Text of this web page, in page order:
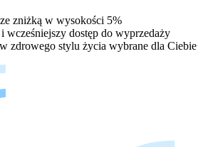
zniżką w wysokości 5%
wcześniejszy dostęp do wyprzedaży
zdrowego stylu życia wybrane dla Ciebie